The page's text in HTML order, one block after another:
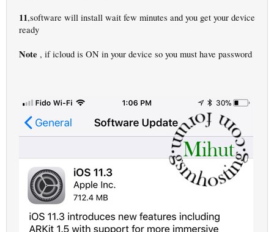
11,software will install wait few minutes and you get your device
ready
Note , if icloud is ON in your device so you must have password